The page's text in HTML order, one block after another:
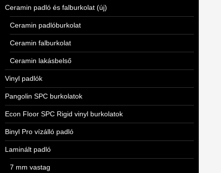
Ceramin padló és falburkolat (új)
Ceramin padlóburkolat
Ceramin falburkolat
Ceramin lakásbelső
Vinyl padlók
Pangolin SPC burkolatok
Econ Floor SPC Rigid vinyl burkolatok
Binyl Pro vízálló padló
Laminált padló
7 mm vastag